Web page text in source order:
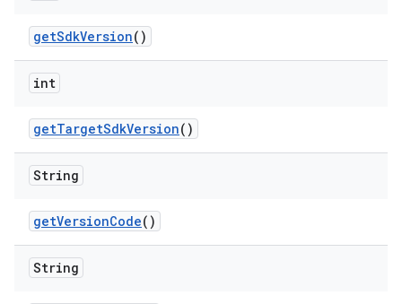
getSdkVersion()
int
getTargetSdkVersion()
String
getVersionCode()
String